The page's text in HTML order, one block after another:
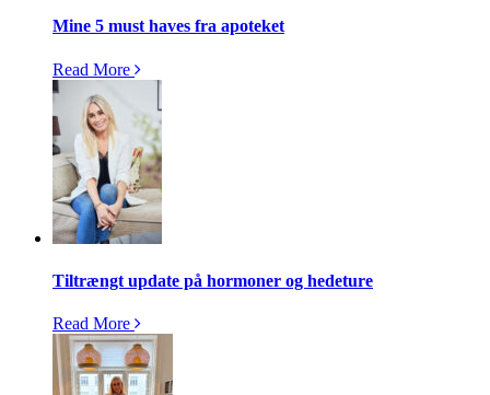
Mine 5 must haves fra apoteket
Read More
Tiltrængt update på hormoner og hedeture
Read More